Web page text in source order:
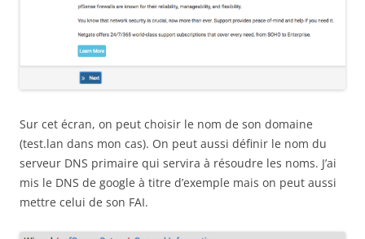
Sur cet écran, on peut choisir le nom de son domaine
(test.lan dans mon cas). On peut aussi définir le nom du
serveur DNS primaire qui servira à résoudre les noms. J’ai
mis le DNS de google à titre d’exemple mais on peut aussi
mettre celui de son FAI.